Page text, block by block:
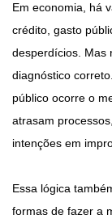
Em economia, há
crédito, gasto
desperdícios. Mas
diagnóstico
público ocorre o
atrasam
intenções em
Essa lógica
formas de fazer a